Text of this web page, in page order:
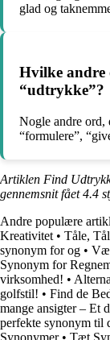
glad og
Hvilke andre
“udtrykke”?
Nogle andre ord,
“formulere”,
Artiklen Find
gennemsnit fået4.4
Andre populære
Kreativitet • Tåle,
synonym for og •
Synonym for
virksomhed! •
golfstil! • Find de
mange ansigter – Et
perfekte synonym til
Synonymer• Tæt